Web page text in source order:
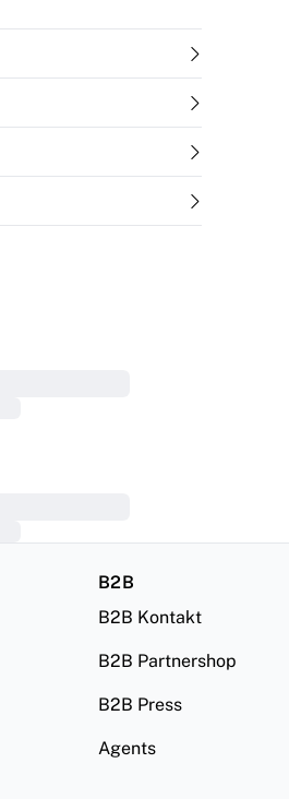
B2B
B2B Kontakt
B2B Partnershop
B2B Press
Agents